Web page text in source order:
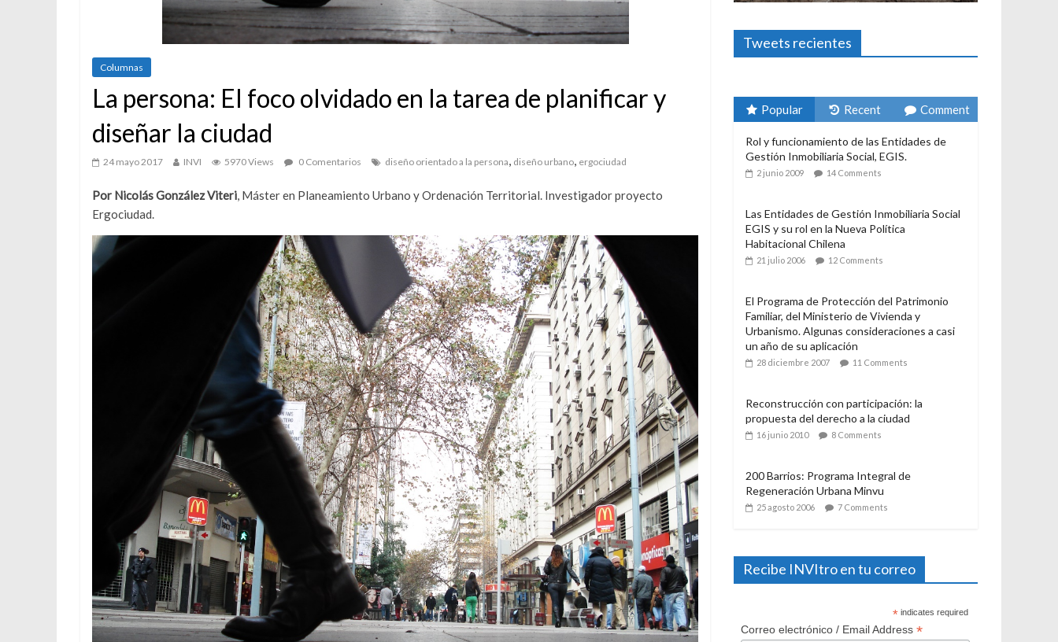
Columnas
La persona: El foco olvidado en la tarea de planificar y
diseñar la ciudad
24 mayo 2017 INVI 5970 Views 0 Comentarios diseño orientado a la persona, diseño urbano, ergociudad
Por Nicolás González Viteri, Máster en Planeamiento Urbano y Ordenación Territorial. Investigador proyecto
Ergociudad.
Foto-ensayos
Tweets recientes
Popular Recent Comment
Rol y funcionamiento de las Entidades de
Gestión Inmobiliaria Social, EGIS.
Las Entidades de Gestión Inmobiliaria Social
EGIS y su rol en la Nueva Política
Habitacional Chilena
21 julio 2006 12 Comments
El Programa de Protección del Patrimonio
Familiar, del Ministerio de Vivienda y
Urbanismo. Algunas consideraciones a casi
28 diciembre 2007 11 Comments
Reconstrucción con participación: la
200 Barrios: Programa Integral de